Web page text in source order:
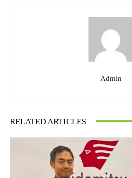
Admin
RELATED ARTICLES